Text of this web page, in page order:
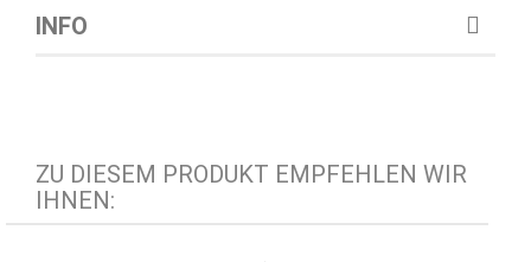
INFO
ZU DIESEM PRODUKT EMPFEHLEN WIR
IHNEN: